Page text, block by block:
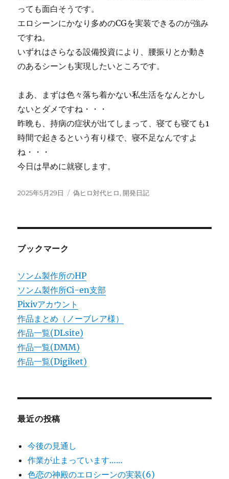
っても面白そうです。
エロシーンにかなり多めのCGを実装できるのが強み
ですね。
いずれはさらなる設備投資により、腰振りとか動き
のあるシーンも実現したいところです。
まあ、まずは色々落ち着かない私生活をなんとかし
ないとダメですね・・・
昨晩も、持病の症状が出てしまって、寝ても寝ても1
時間で起きるという有り様で、寝不足なんですよ
ね・・・
今日は早めに就寝します。
投
2025年5月29日
カ
偽ヒロ対代ヒロ, 開発日記
ブックマーク
ソンム製作所のHP
ソンム製作所Ci-en支部
Pixivアカウント
作品まとめ（ノーブレア様）
作品一覧(DLsite)
作品一覧(DMM)
作品一覧(Digiket)
最近の投稿
今後の見通し
作業が止まっています……
色恋の神殿のエロシーンの実装(6)